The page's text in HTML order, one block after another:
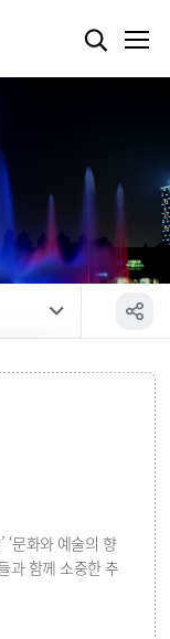
‘문화와 예술의 향
과 함께 소중한 추